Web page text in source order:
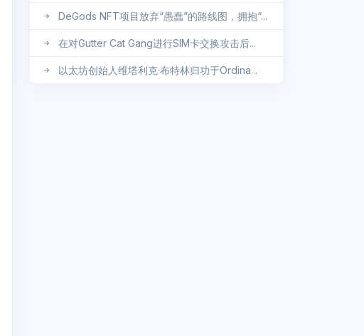
DeGods NFT项目放弃“愚蠢”的路线图，拥抱“...
在对Gutter Cat Gang进行SIM卡交换攻击后...
以太坊创始人维塔利克·布特林归功于Ordina...